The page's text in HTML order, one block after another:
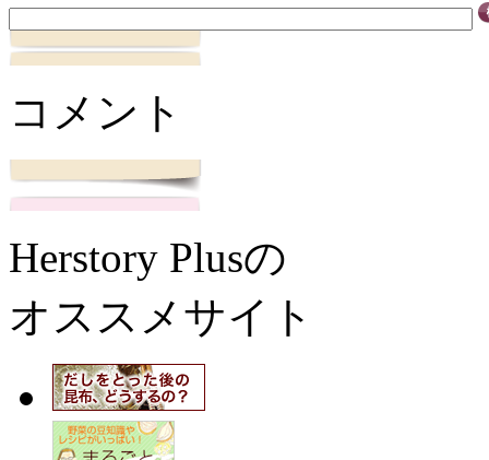
コメント
Herstory Plusの
オススメサイト